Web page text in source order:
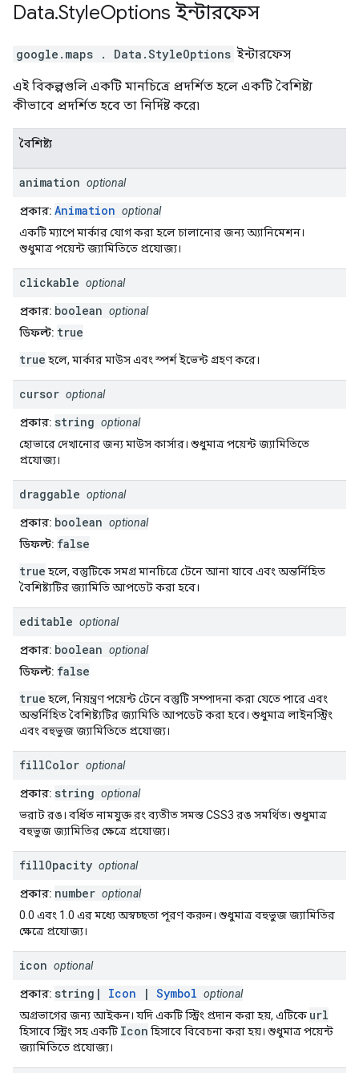
Data.StyleOptions ইন্টারফেস
google.maps . Data.StyleOptions ইন্টারফেস
এই বিকল্পগুলি একটি মানচিত্রে প্রদর্শিত হলে একটি বৈশিষ্ট্য
কীভাবে প্রদর্শিত হবে তা নির্দিষ্ট করে৷
বৈশিষ্ট্য
animation optional
প্রকার: Animation optional
একটি ম্যাপে মার্কার যোগ করা হলে চালানোর জন্য অ্যানিমেশন।
শুধুমাত্র পয়েন্ট জ্যামিতিতে প্রযোজ্য।
clickable optional
প্রকার: boolean optional
ডিফল্ট: true
true হলে, মার্কার মাউস এবং স্পর্শ ইভেন্ট গ্রহণ করে।
cursor optional
প্রকার: string optional
হোভারে দেখানোর জন্য মাউস কার্সার। শুধুমাত্র পয়েন্ট জ্যামিতিতে
প্রযোজ্য।
draggable optional
প্রকার: boolean optional
ডিফল্ট: false
true হলে, বস্তুটিকে সমগ্র মানচিত্রে টেনে আনা যাবে এবং অন্তর্নিহিত
বৈশিষ্ট্যটির জ্যামিতি আপডেট করা হবে।
editable optional
প্রকার: boolean optional
ডিফল্ট: false
true হলে, নিয়ন্ত্রণ পয়েন্ট টেনে বস্তুটি সম্পাদনা করা যেতে পারে এবং
অন্তর্নিহিত বৈশিষ্ট্যটির জ্যামিতি আপডেট করা হবে। শুধুমাত্র লাইনস্ট্রিং
এবং বহুভুজ জ্যামিতিতে প্রযোজ্য।
fillColor optional
প্রকার: string optional
ভরাট রঙ। বর্ধিত নামযুক্ত রং ব্যতীত সমস্ত CSS3 রঙ সমর্থিত। শুধুমাত্র
বহুভুজ জ্যামিতির ক্ষেত্রে প্রযোজ্য।
fillOpacity optional
প্রকার: number optional
0.0 এবং 1.0 এর মধ্যে অস্বচ্ছতা পূরণ করুন। শুধুমাত্র বহুভুজ জ্যামিতির
ক্ষেত্রে প্রযোজ্য।
icon optional
প্রকার: string| Icon | Symbol optional
অগ্রভাগের জন্য আইকন। যদি একটি স্ট্রিং প্রদান করা হয়, এটিকে url
হিসাবে স্ট্রিং সহ একটি Icon হিসাবে বিবেচনা করা হয়। শুধুমাত্র পয়েন্ট
জ্যামিতিতে প্রযোজ্য।